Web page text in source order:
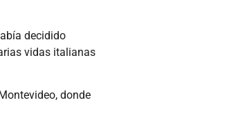
decidido
vidas italianas
donde